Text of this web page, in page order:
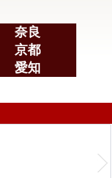
奈良
京都
愛知